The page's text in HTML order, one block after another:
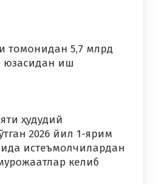
томонидан 5,7 млрд
юзасидан иш
ҳудудий
2026 йил 1-ярим
истеъмолчилардан
келиб